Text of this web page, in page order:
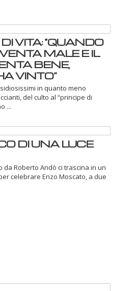
VITA: “QUANDO
MALE E IL
BENE,
VINTO”
in quanto meno
del culto al “principe di
...
DI UNA LUCE
da Roberto Andò ci trascina in un
celebrare Enzo Moscato, a due